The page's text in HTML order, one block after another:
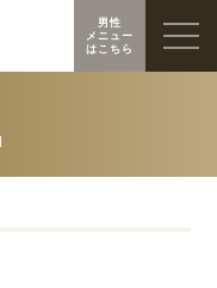
男性
メニュー
はこちら